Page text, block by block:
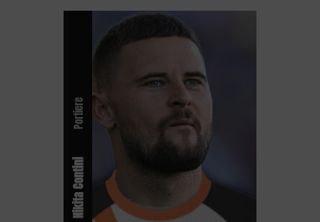
Nikita Contini
Portiere